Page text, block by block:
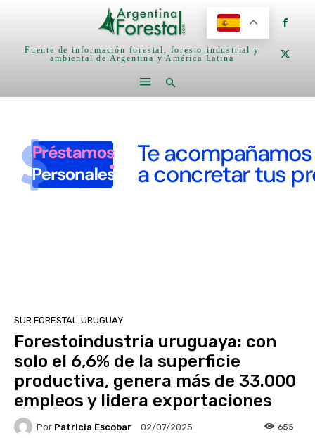
Fuente de información forestal, foresto-industrial y
ambiental de Argentina y América Latina
SUR FORESTAL URUGUAY
Forestoindustria uruguaya: con
solo el 6,6% de la superficie
productiva, genera más de 33.000
empleos y lidera exportaciones
Por Patricia Escobar 02/07/2025 655